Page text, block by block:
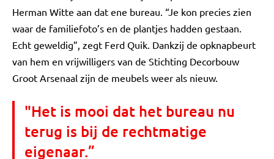
Herman Witte aan dat ene bureau. “Je kon precies zien
waar de familiefoto’s en de plantjes hadden gestaan.
Echt geweldig”, zegt Ferd Quik. Dankzij de opknapbeurt
van hem en vrijwilligers van de Stichting Decorbouw
Groot Arsenaal zijn de meubels weer als nieuw.
"Het is mooi dat het bureau nu
terug is bij de rechtmatige
eigenaar.”